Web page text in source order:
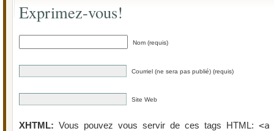
Exprimez-vous!
Nom (requis)
Courriel (ne sera pas publié) (requis)
Site Web
XHTML: Vous pouvez vous servir de ces tags HTML: